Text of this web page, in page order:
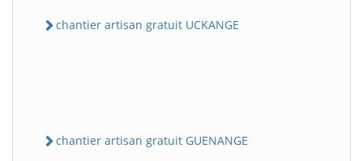
chantier artisan gratuit UCKANGE
chantier artisan gratuit GUENANGE